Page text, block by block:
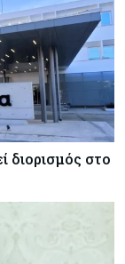
διορισμός στο